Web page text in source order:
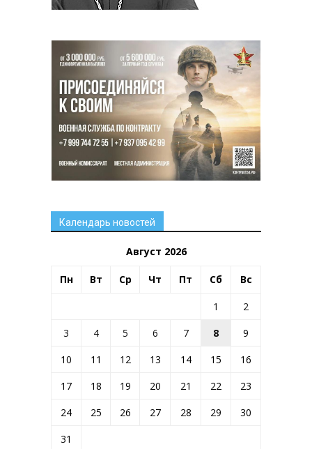
Календарь новостей
Август 2026
Пн Вт Ср Чт Пт Сб Вс
1
2
3
4 5 6 7 8
9
10
11 12 13 14 15
16
17
18 19 20 21 22
23
24
25 26 27 28 29
30
31